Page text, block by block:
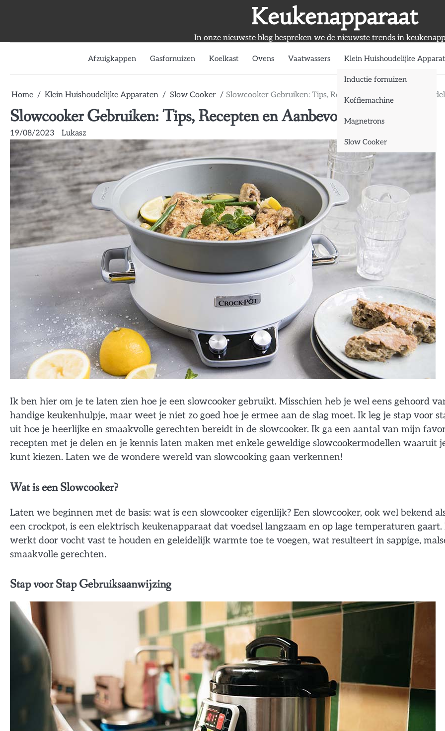
Keukenapparaat
In onze nieuwste blog bespreken we de nieuwste trends in
Afzuigkappen Gasfornuizen Koelkast Ovens Vaatwassers Klein Huishoudelijke
Inductie fornuizen
Koffiemachine
Magnetrons
Slow Cooker
Home Klein Huishoudelijke Apparaten Slow Cooker Slowcooker Gebruiken: Tips, Recepten en Aanbevolen
Slowcooker Gebruiken: Tips, Recepten en Aanbevolen Modellen
19/08/2023 Lukasz
Ik ben hier om je te laten zien hoe je een slowcooker gebruikt. Misschien heb je wel eens gehoord
handige keukenhulpje, maar weet je niet zo goed hoe je ermee aan de slag moet. Ik leg je stap voor
uit hoe je heerlijke en smaakvolle gerechten bereidt in de slowcooker. Ik ga een aantal van mijn
recepten met je delen en je kennis laten maken met enkele geweldige slowcookermodellen waaruit
kunt kiezen. Laten we de wondere wereld van slowcooking gaan verkennen!
Wat is een Slowcooker?
Laten we beginnen met de basis: wat is een slowcooker eigenlijk? Een slowcooker, ook wel bekend
een crockpot, is een elektrisch keukenapparaat dat voedsel langzaam en op lage temperaturen gaart.
werkt door vocht vast te houden en geleidelijk warmte toe te voegen, wat resulteert in sappige,
smaakvolle gerechten.
Stap voor Stap Gebruiksaanwijzing